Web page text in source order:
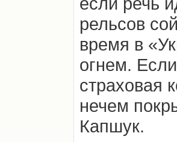
рельсов
время в
огнем.
страховая
нечем
Капшук.